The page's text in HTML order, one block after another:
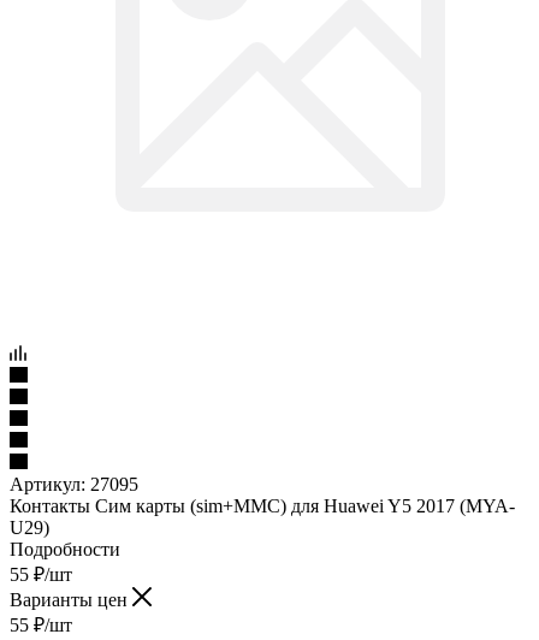
Артикул:
Контакты Cим карты (sim+MMC) для Huawei Y5 2017 (MYA-
U29)
Подробности
55₽/шт
Варианты цен
55
Подробности
в наличии